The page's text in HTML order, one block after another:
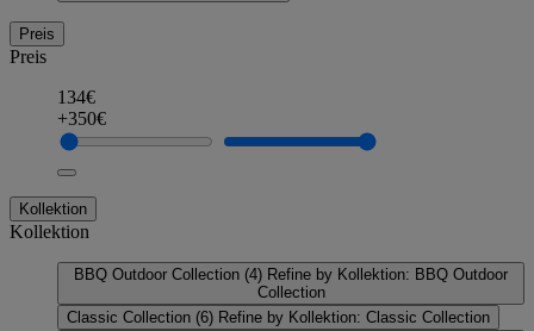
Preis
Preis
134€
+350€
Kollektion
Kollektion
BBQ Outdoor Collection (4) Refine by Kollektion: BBQ Outdoor
Collection
Classic Collection (6) Refine by Kollektion: Classic Collection